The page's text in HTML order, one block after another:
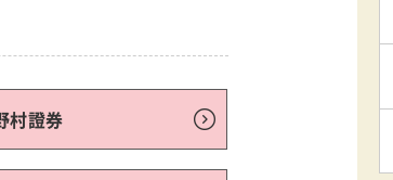
村證券